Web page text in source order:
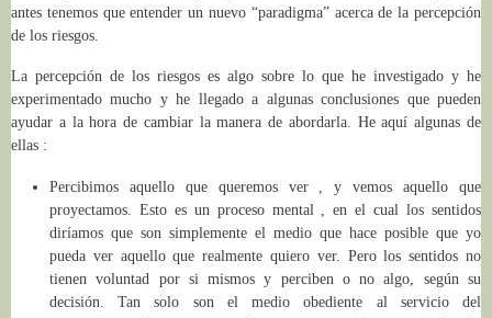
antes tenemos que entender un nuevo “paradigma” acerca de la percepción
de los riesgos.
La percepción de los riesgos es algo sobre lo que he investigado y he
experimentado mucho y he llegado a algunas conclusiones que pueden
ayudar a la hora de cambiar la manera de abordarla. He aquí algunas de
ellas :
Percibimos aquello que queremos ver , y vemos aquello que
proyectamos. Esto es un proceso mental , en el cual los sentidos
diríamos que son simplemente el medio que hace posible que yo
pueda ver aquello que realmente quiero ver. Pero los sentidos no
tienen voluntad por si mismos y perciben o no algo, según su
decisión. Tan solo son el medio obediente al servicio del